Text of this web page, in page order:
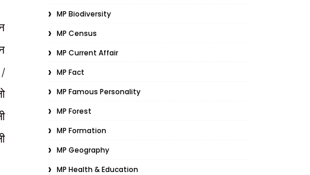
MP Biodiversity
MP Census
MP Current Affair
MP Fact
MP Famous Personality
MP Forest
MP Formation
MP Geography
MP Health & Education